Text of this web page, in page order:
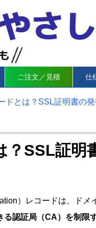
ご注文／見積 仕
ドとは？SSL証明書の
？SSL証明
）レコードは、ドメ
る認証局（CA）を制限